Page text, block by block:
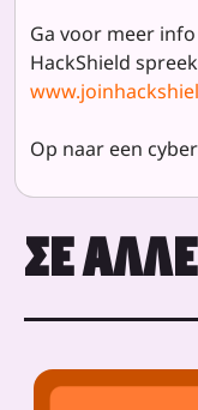
Ga voor meer
HackShield
Op naar een
ΣΕ